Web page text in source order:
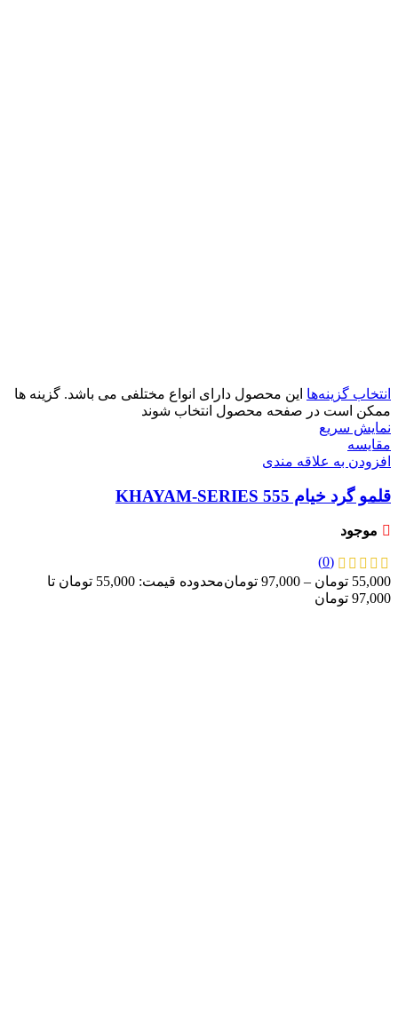
انتخاب گزینه‌ها این محصول دارای انواع مختلفی می باشد. گزینه ها
ممکن است در صفحه محصول انتخاب شوند
نمایش سریع
مقايسه
افزودن به علاقه مندی
قلمو گرد خیام KHAYAM-SERIES 555
موجود
(0)
55,000 تومان –
97,000 تومان
محدوده قیمت: 55,000 تومان تا
97,000 تومان